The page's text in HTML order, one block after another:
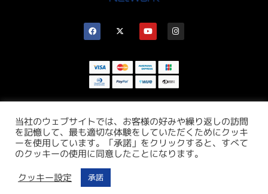
MCL Oceania Pty Ltd
当社のウェブサイトでは、お客様の好みや繰り返しの訪問
を記憶して、最も適切な体験をしていただくためにクッキ
ーを使用しています。「承諾」をクリックすると、すべて
のクッキーの使用に同意したことになります。
クッキー設定
承諾